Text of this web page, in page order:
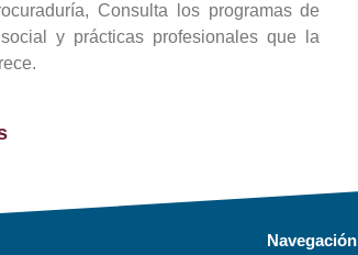
Consulta los programas de
y prácticas profesionales que la
Navegación